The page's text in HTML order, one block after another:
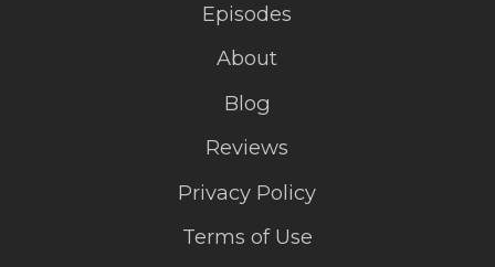
Episodes
About
Blog
Reviews
Privacy Policy
Terms of Use